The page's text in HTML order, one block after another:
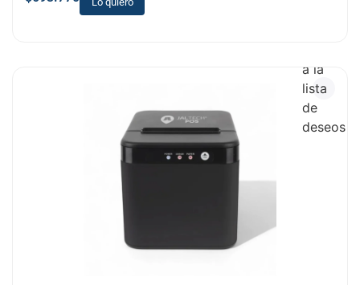
a la
lista
de
deseos